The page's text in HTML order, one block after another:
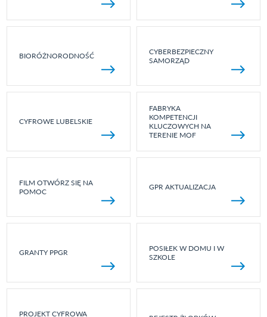
BIORÓŻNORODNOŚĆ
CYBERBEZPIECZNY
SAMORZĄD
CYFROWE LUBELSKIE
FABRYKA
KOMPETENCJI
KLUCZOWYCH NA
TERENIE MOF
FILM OTWÓRZ SIĘ NA
POMOC
GPR AKTUALIZACJA
GRANTY PPGR
POSIŁEK W DOMU I W
SZKOLE
PROJEKT CYFROWA